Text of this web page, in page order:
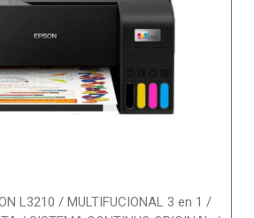
L3210 / MULTIFUCIONAL 3 en 1 /